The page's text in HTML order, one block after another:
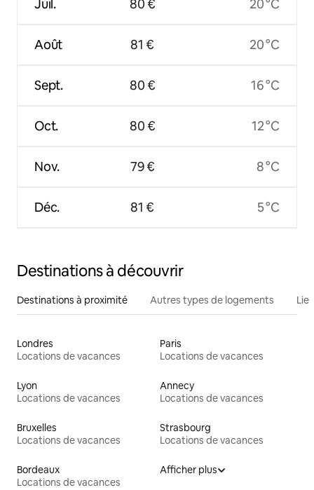
Juil.
Août
Sept.
Oct.
Nov.
Déc.
80 €
81 €
80 €
80 €
79 €
81 €
20 °C
20 °C
16 °C
12 °C
8 °C
5 °C
Destinations à découvrir
Destinations à proximité Autres types de logements
Londres
Locations de vacances
Paris
Locations de vacances
Lyon
Locations de vacances
Annecy
Locations de vacances
Bruxelles
Locations de vacances
Strasbourg
Locations de vacances
Bordeaux
Locations de vacances
Afficher plus